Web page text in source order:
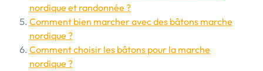
nordique et randonnée ?
Comment bien marcher avec des bâtons marche
nordique ?
Comment choisir les bâtons pour la marche
nordique ?